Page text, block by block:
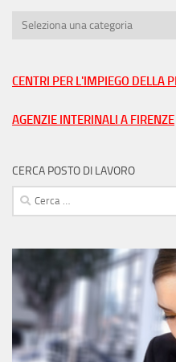
Trova
tua
CENTRI PER L'IMPIEGO DELLA
AGENZIE INTERINALI A FIRENZE
CERCA POSTO DI LAVORO
Ricerca
per: